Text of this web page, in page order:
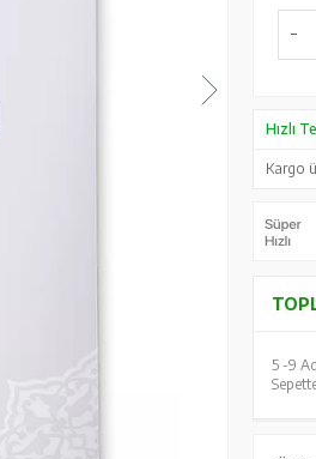
Hızlı
Kargo
5 -9